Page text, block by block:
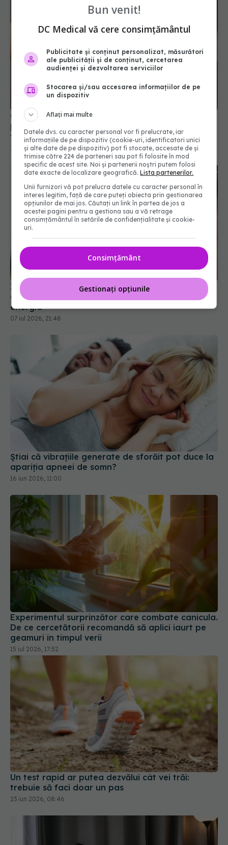
Obiceiul banal care poate afecta sănătatea
părului. Ce spun dermatologii despre prosopul
ținut pe cap
28 iun 2026, 11:00
Începe-ți ziua cu o căpșună și alte 14 obiceiuri
care îți pot schimba starea de spirit, somnul și
energia
07 iul 2026, 21:48
Știai că vibrațiile generate de sforăit pot duce la
apariția apneei de somn?
16 iun 2026, 11:00
Experimentul surprinzător care combate canicula.
De ce cercetătorii recomandă să aplici iaurt pe
geamuri în timpul verii
15 iul 2026, 17:52
Un test rapid ar putea dezvălui cât vei trăi:
trebuie să faci doar un pas
23 iun 2026, 08:46
Bun venit!
DC Medical vă cere consimțământul
Publicitate și conținut personalizat, măsurători
ale publicității și de conținut, cercetarea
audienței și dezvoltarea serviciilor
Stocarea și/sau accesarea informațiilor de pe
un dispozitiv
Aflați mai multe
Datele dvs. cu caracter personal vor fi prelucrate, iar
informațiile de pe dispozitiv (cookie-uri, identificatori unici
și alte date de pe dispozitiv) pot fi stocate, accesate de și
trimise către 224 de parteneri sau pot fi folosite în mod
specific de acest site. Noi și partenerii noștri putem folosi
date exacte de localizare geografică.Lista partenerilor.
Unii furnizori vă pot prelucra datele cu caracter personal în
interes legitim, față de care puteți obiecta prin gestionarea
opțiunilor de mai jos. Căutați un link în partea de jos a
acestei pagini pentru a gestiona sau a vă retrage
consimțământul în setările de confidențialitate și cookie-
uri.
Consimțământ
Gestionați opțiunile